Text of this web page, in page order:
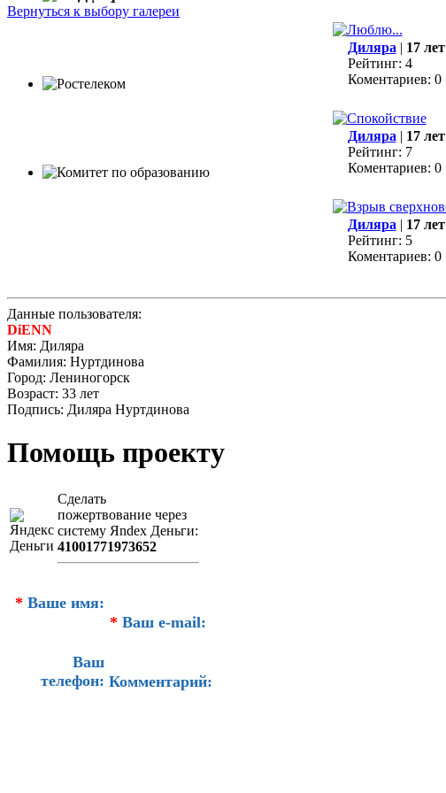
Вернуться к выбору галереи
Диляра | 17 лет
Рейтинг: 4
Коментариев: 0
Диляра | 17 лет
Рейтинг: 7
Коментариев: 0
Диляра | 17 лет
Рейтинг: 5
Коментариев: 0
Данные пользователя:
DiENN
Имя: Диляра
Фамилия: Нуртдинова
Город: Лениногорск
Возраст: 33 лет
Подпись: Диляра Нуртдинова
Помощь проекту
Сделать
пожертвование через
систeму Яndex Деньги:
41001771973652
* Ваше имя:
* Ваш e-mail:
Ваш
телефон: Комментарий: